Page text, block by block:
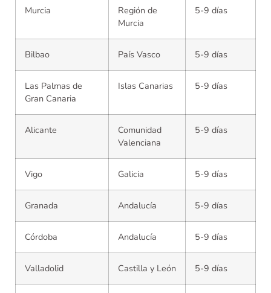
Murcia
Región de
Murcia
5-9 días
Bilbao País Vasco 5-9 días
Las Palmas de
Gran Canaria
Islas Canarias 5-9 días
Alicante
Comunidad
Valenciana
5-9 días
Vigo Galicia 5-9 días
Granada Andalucía 5-9 días
Córdoba Andalucía 5-9 días
Valladolid Castilla y León 5-9 días